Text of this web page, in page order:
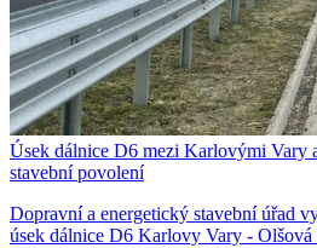
Úsek dálnice D6 mezi Karlovými Vary
stavební povolení
Dopravní a energetický stavební úřad
úsek dálnice D6 Karlovy Vary -